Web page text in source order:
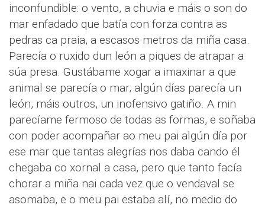
inconfundible: o vento, a chuvia e máis o son do
mar enfadado que batía con forza contra as
pedras ca praia, a escasos metros da miña casa.
Parecía o ruxido dun león a piques de atrapar a
súa presa. Gustábame xogar a imaxinar a que
animal se parecía o mar; algún días parecía un
león, máis outros, un inofensivo gatiño. A min
parecíame fermoso de todas as formas, e soñaba
con poder acompañar ao meu pai algún día por
ese mar que tantas alegrías nos daba cando él
chegaba co xornal a casa, pero que tanto facía
chorar a miña nai cada vez que o vendaval se
asomaba, e o meu pai estaba alí, no medio do